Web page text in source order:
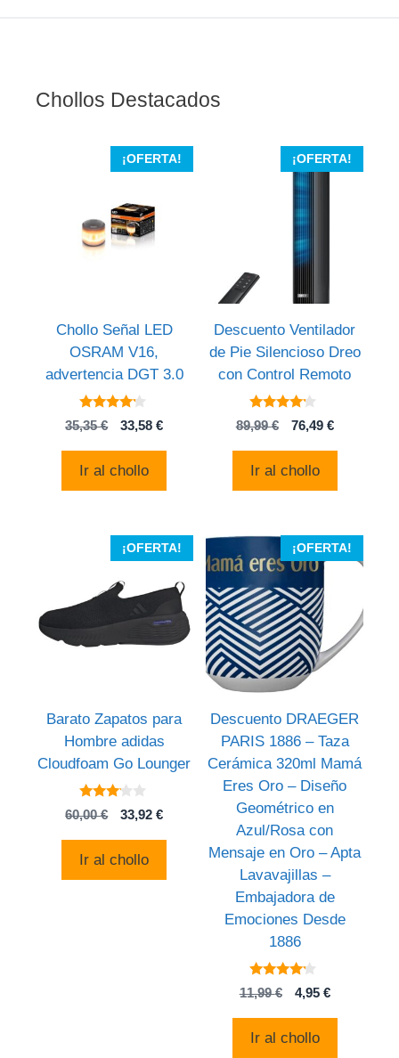
Chollos Destacados
¡OFERTA!
Chollo Señal LED
OSRAM V16,
advertencia DGT 3.0
4
de 5
35,35€
El
original
33,58€El
Ir al chollo
¡OFERTA!
Descuento Ventilador
de Pie Silencioso Dreo
con Control Remoto
4
de 5
89,99€
El
original
76,49 €El
Ir al chollo
¡OFERTA!
Barato Zapatos para
Hombre adidas
Cloudfoam Go Lounger
3
de 5
60,00€
El
original
33,92€El
Ir al chollo
¡OFERTA!
Descuento DRAEGER
PARIS 1886 – Taza
Cerámica 320ml Mamá
Eres Oro – Diseño
Geométrico en
Azul/Rosa con
Mensaje en Oro – Apta
Lavavajillas –
Embajadora de
Emociones Desde
1886
4
de 5
11,99€
El
original
4,95 €El
Ir al chollo